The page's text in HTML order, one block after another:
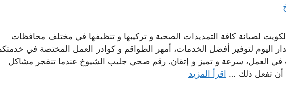
لصيانة كافة التمديدات الصحية و تركيبها و تنظيفها في مختلف محافظات
اليوم لتوفير أفضل الخدمات، أمهر الطواقم و كوادر العمل المختصة في
في العمل، سرعة و تميز و إتقان. رقم صحي جليب الشيوخ عندما تنفجر مشاكل
أن تفعل ذلك … اقرأ المزيد